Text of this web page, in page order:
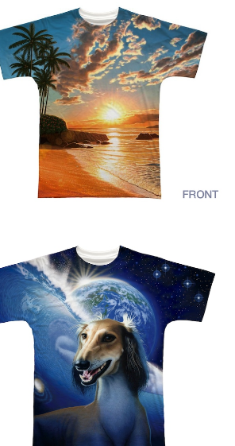
江隆広｜フルグラフィックTシャツ FT-0
00001_001
¥5,940
江隆広｜フルグラフィックTシャツ FT-0
00001_007
¥5,940